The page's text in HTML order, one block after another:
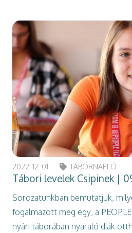
2022. 12. 01. TÁBORNAPLÓ
Tábori levelek Csipinek |
Sorozatunkban bemutatjuk,
fogalmazott meg egy, a
nyári táborában nyaraló diák